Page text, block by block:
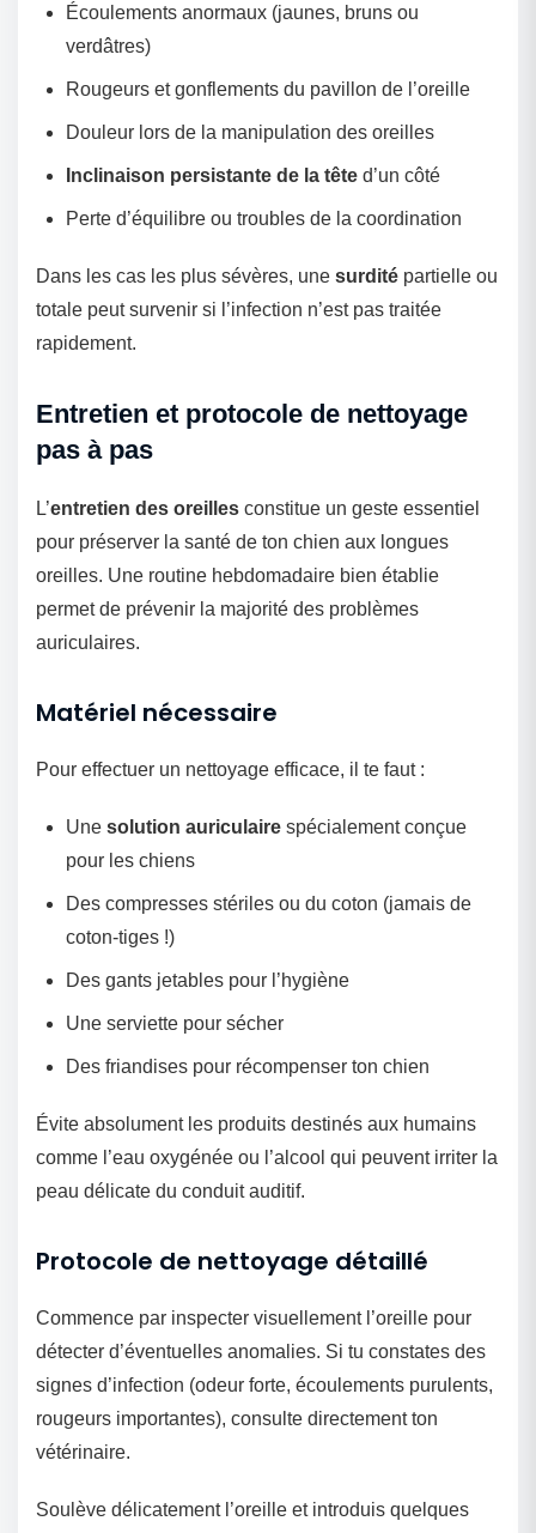
Écoulements anormaux (jaunes, bruns ou
verdâtres)
Rougeurs et gonflements du pavillon de l’oreille
Douleur lors de la manipulation des oreilles
Inclinaison persistante de la tête d’un côté
Perte d’équilibre ou troubles de la coordination
Dans les cas les plus sévères, une surdité partielle ou
totale peut survenir si l’infection n’est pas traitée
rapidement.
Entretien et protocole de nettoyage
pas à pas
L’entretien des oreilles constitue un geste essentiel
pour préserver la santé de ton chien aux longues
oreilles. Une routine hebdomadaire bien établie
permet de prévenir la majorité des problèmes
auriculaires.
Matériel nécessaire
Pour effectuer un nettoyage efficace, il te faut :
Une solution auriculaire spécialement conçue
pour les chiens
Des compresses stériles ou du coton (jamais de
coton-tiges !)
Des gants jetables pour l’hygiène
Une serviette pour sécher
Des friandises pour récompenser ton chien
Évite absolument les produits destinés aux humains
comme l’eau oxygénée ou l’alcool qui peuvent irriter la
peau délicate du conduit auditif.
Protocole de nettoyage détaillé
Commence par inspecter visuellement l’oreille pour
détecter d’éventuelles anomalies. Si tu constates des
signes d’infection (odeur forte, écoulements purulents,
rougeurs importantes), consulte directement ton
vétérinaire.
Soulève délicatement l’oreille et introduis quelques